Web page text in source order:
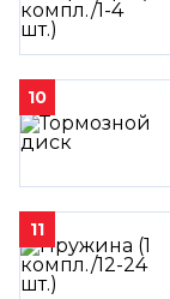
10
11